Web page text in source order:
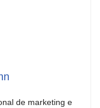
de marketing e